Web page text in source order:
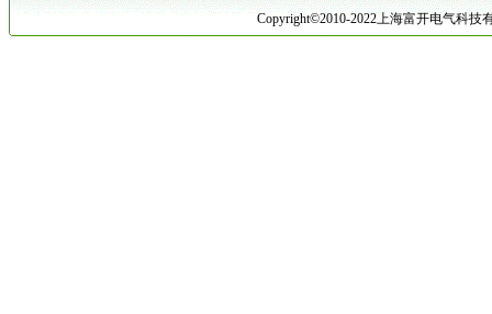
Copyright©2010-2022上海富开电气科技